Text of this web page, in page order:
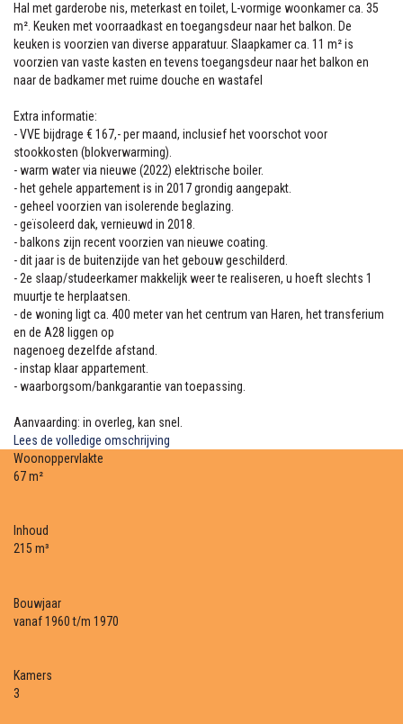
Hal met garderobe nis, meterkast en toilet, L-vormige woonkamer ca. 35
m². Keuken met voorraadkast en toegangsdeur naar het balkon. De
keuken is voorzien van diverse apparatuur. Slaapkamer ca. 11 m² is
voorzien van vaste kasten en tevens toegangsdeur naar het balkon en
naar de badkamer met ruime douche en wastafel
Extra informatie:
- VVE bijdrage € 167,- per maand, inclusief het voorschot voor
stookkosten (blokverwarming).
- warm water via nieuwe (2022) elektrische boiler.
- het gehele appartement is in 2017 grondig aangepakt.
- geheel voorzien van isolerende beglazing.
- geïsoleerd dak, vernieuwd in 2018.
- balkons zijn recent voorzien van nieuwe coating.
- dit jaar is de buitenzijde van het gebouw geschilderd.
- 2e slaap/studeerkamer makkelijk weer te realiseren, u hoeft slechts 1
muurtje te herplaatsen.
- de woning ligt ca. 400 meter van het centrum van Haren, het transferium
en de A28 liggen op
nagenoeg dezelfde afstand.
- instap klaar appartement.
- waarborgsom/bankgarantie van toepassing.
Aanvaarding: in overleg, kan snel.
Lees de volledige omschrijving
Woonoppervlakte
67 m²
Inhoud
215 m³
Bouwjaar
vanaf 1960 t/m 1970
Kamers
3